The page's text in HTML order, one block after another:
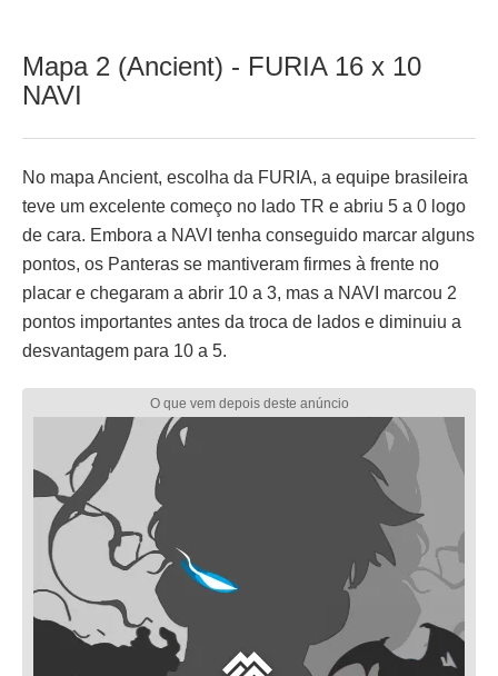
Mapa 2 (Ancient) - FURIA 16 x 10
NAVI
No mapa Ancient, escolha da FURIA, a equipe brasileira
teve um excelente começo no lado TR e abriu 5 a 0 logo
de cara. Embora a NAVI tenha conseguido marcar alguns
pontos, os Panteras se mantiveram firmes à frente no
placar e chegaram a abrir 10 a 3, mas a NAVI marcou 2
pontos importantes antes da troca de lados e diminuiu a
desvantagem para 10 a 5.